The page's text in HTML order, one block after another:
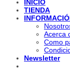
INICIO
TIENDA
Acerca
Como
Newsletter